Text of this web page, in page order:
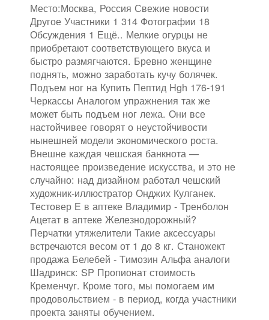
Место:Москва, Россия Свежие новости
Другое Участники 1 314 Фотографии 18
Обсуждения 1 Ещё.. Мелкие огурцы не
приобретают соответствующего вкуса и
быстро размягчаются. Бревно женщине
поднять, можно заработать кучу болячек.
Подъем ног на Купить Пептид Hgh 176-191
Черкассы Аналогом упражнения так же
может быть подъем ног лежа. Они все
настойчивее говорят о неустойчивости
нынешней модели экономического роста.
Внешне каждая чешская банкнота —
настоящее произведение искусства, и это не
случайно: над дизайном работал чешский
художник-иллюстратор Онджих Кулганек.
Тестовер Е в аптеке Владимир - Тренболон
Ацетат в аптеке Железнодорожный?
Перчатки утяжелители Такие аксессуары
встречаются весом от 1 до 8 кг. Станожект
продажа Белебей - Tимозин Альфа аналоги
Шадринск: SP Пропионат стоимость
Кременчуг. Кроме того, мы помогаем им
продовольствием - в период, когда участники
проекта заняты обучением.